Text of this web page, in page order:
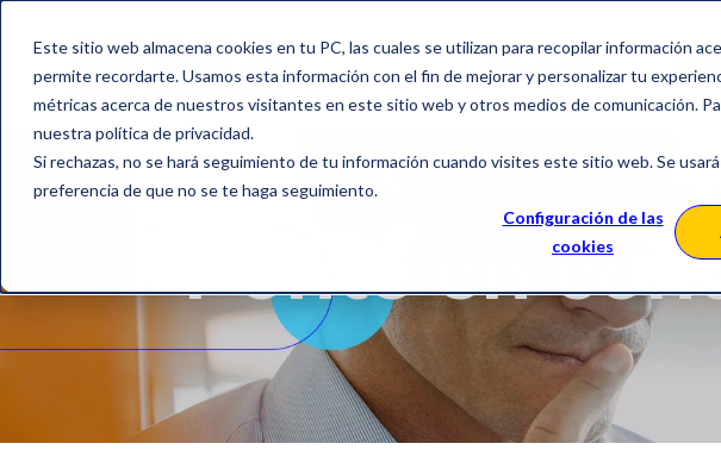
Este sitio web almacena cookies en tu PC, las cuales se utilizan para recopilar información
permite recordarte. Usamos esta información con el fin de mejorar y personalizar tu
métricas acerca de nuestros visitantes en este sitio web y otros medios de comunicación.
nuestra política de privacidad.
Si rechazas, no se hará seguimiento de tu información cuando visites este sitio web. Se
preferencia de que no se te haga seguimiento.
Configuración de las
cookies
Soluciones
Ponte en